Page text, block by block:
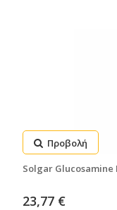
Προβολή
Solgar Glucosamine
23,77 €